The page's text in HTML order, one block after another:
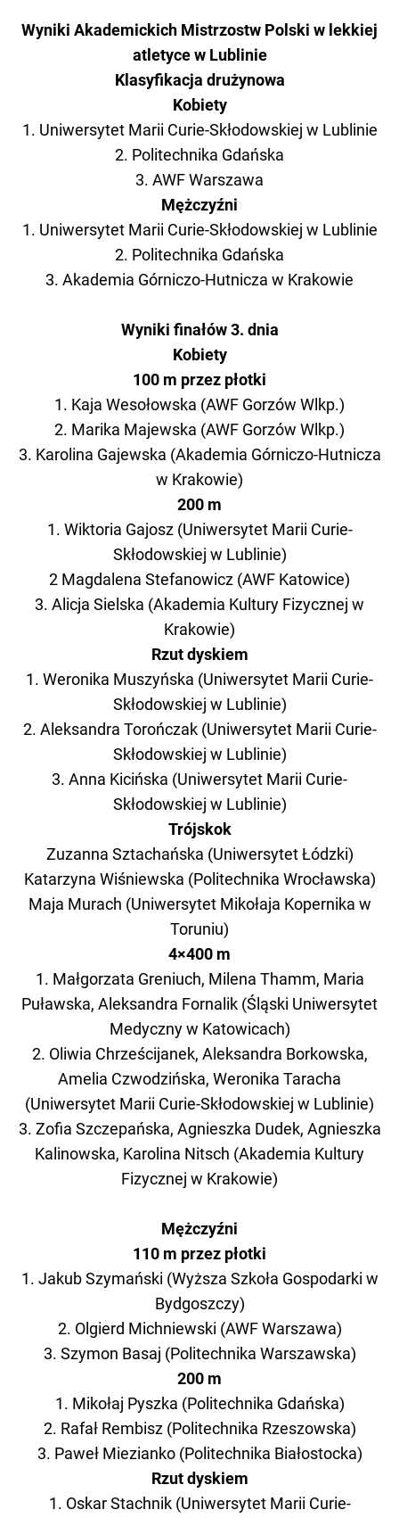
Wyniki Akademickich Mistrzostw Polski w lekkiej
atletyce w Lublinie
Klasyfikacja drużynowa
Kobiety
1. Uniwersytet Marii Curie-Skłodowskiej w Lublinie
2. Politechnika Gdańska
3. AWF Warszawa
Mężczyźni
1. Uniwersytet Marii Curie-Skłodowskiej w Lublinie
2. Politechnika Gdańska
3. Akademia Górniczo-Hutnicza w Krakowie
Wyniki finałów 3. dnia
Kobiety
100 m przez płotki
1. Kaja Wesołowska (AWF Gorzów Wlkp.)
2. Marika Majewska (AWF Gorzów Wlkp.)
3. Karolina Gajewska (Akademia Górniczo-Hutnicza
w Krakowie)
200 m
1. Wiktoria Gajosz (Uniwersytet Marii Curie-
Skłodowskiej w Lublinie)
2 Magdalena Stefanowicz (AWF Katowice)
3. Alicja Sielska (Akademia Kultury Fizycznej w
Krakowie)
Rzut dyskiem
1. Weronika Muszyńska (Uniwersytet Marii Curie-
Skłodowskiej w Lublinie)
2. Aleksandra Torończak (Uniwersytet Marii Curie-
Skłodowskiej w Lublinie)
3. Anna Kicińska (Uniwersytet Marii Curie-
Skłodowskiej w Lublinie)
Trójskok
Zuzanna Sztachańska (Uniwersytet Łódzki)
Katarzyna Wiśniewska (Politechnika Wrocławska)
Maja Murach (Uniwersytet Mikołaja Kopernika w
Toruniu)
4×400 m
1. Małgorzata Greniuch, Milena Thamm, Maria
Puławska, Aleksandra Fornalik (Śląski Uniwersytet
Medyczny w Katowicach)
2. Oliwia Chrześcijanek, Aleksandra Borkowska,
Amelia Czwodzińska, Weronika Taracha
(Uniwersytet Marii Curie-Skłodowskiej w Lublinie)
3. Zofia Szczepańska, Agnieszka Dudek, Agnieszka
Kalinowska, Karolina Nitsch (Akademia Kultury
Fizycznej w Krakowie)
Mężczyźni
110 m przez płotki
1. Jakub Szymański (Wyższa Szkoła Gospodarki w
Bydgoszczy)
2. Olgierd Michniewski (AWF Warszawa)
3. Szymon Basaj (Politechnika Warszawska)
200 m
1. Mikołaj Pyszka (Politechnika Gdańska)
2. Rafał Rembisz (Politechnika Rzeszowska)
3. Paweł Miezianko (Politechnika Białostocka)
Rzut dyskiem
1. Oskar Stachnik (Uniwersytet Marii Curie-